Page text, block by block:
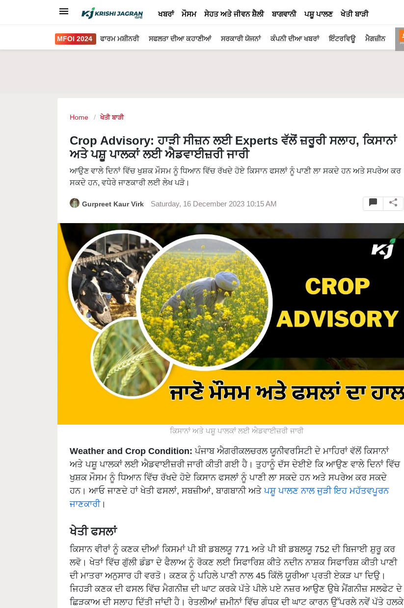
ਖਬਰਾਂ ਮੌਸਮ ਸੇਹਤ ਅਤੇ ਜੀਵਨ ਸ਼ੈਲੀ ਬਾਗਵਾਨੀ ਪਸ਼ੂ ਪਾਲਣ ਖੇਤੀ ਬਾੜੀ
MFOI 2024 ਫਾਰਮ ਮਸ਼ੀਨਰੀ ਸਫਲਤਾ ਦੀਆ ਕਹਾਣੀਆਂ ਸਰਕਾਰੀ ਯੋਜਨਾਂ ਕੰਪਨੀ ਦੀਆ ਖਬਰਾਂ ਇੰਟਰਵਿਊ ਮੈਗਜ਼ੀਨ
Home ਖੇਤੀ ਬਾੜੀ
Crop Advisory: ਹਾੜੀ ਸੀਜ਼ਨ ਲਈ Experts ਵੱਲੋਂ ਜ਼ਰੂਰੀ ਸਲਾਹ, ਕਿਸਾਨਾਂ
ਅਤੇ ਪਸ਼ੂ ਪਾਲਕਾਂ ਲਈ ਐਡਵਾਈਜ਼ਰੀ ਜਾਰੀ
ਆਉਣ ਵਾਲੇ ਦਿਨਾਂ ਵਿੱਚ ਖੁਸ਼ਕ ਮੌਸਮ ਨੂੰ ਧਿਆਨ ਵਿੱਚ ਰੱਖਦੇ ਹੋਏ ਕਿਸਾਨ ਫਸਲਾਂ ਨੂੰ ਪਾਣੀ ਲਾ ਸਕਦੇ ਹਨ ਅਤੇ ਸਪਰੇਅ ਕਰ
ਸਕਦੇ ਹਨ, ਵਧੇਰੇ ਜਾਣਕਾਰੀ ਲਈ ਲੇਖ ਪੜੋ।
Gurpreet Kaur Virk Saturday, 16 December 2023 10:15 AM
ਕਿਸਾਨਾਂ ਅਤੇ ਪਸ਼ੂ ਪਾਲਕਾਂ ਲਈ ਐਡਵਾਈਜ਼ਰੀ ਜਾਰੀ
Weather and Crop Condition: ਪੰਜਾਬ ਐਗਰੀਕਲਚਰਲ ਯੂਨੀਵਰਸਿਟੀ ਦੇ ਮਾਹਿਰਾਂ ਵੱਲੋਂ ਕਿਸਾਨਾਂ
ਅਤੇ ਪਸ਼ੂ ਪਾਲਕਾਂ ਲਈ ਐਡਵਾਈਜ਼ਰੀ ਜਾਰੀ ਕੀਤੀ ਗਈ ਹੈ। ਤੁਹਾਨੂੰ ਦੱਸ ਦੇਈਏ ਕਿ ਆਉਣ ਵਾਲੇ ਦਿਨਾਂ ਵਿੱਚ
ਖੁਸ਼ਕ ਮੌਸਮ ਨੂੰ ਧਿਆਨ ਵਿੱਚ ਰੱਖਦੇ ਹੋਏ ਕਿਸਾਨ ਫਸਲਾਂ ਨੂੰ ਪਾਣੀ ਲਾ ਸਕਦੇ ਹਨ ਅਤੇ ਸਪਰੇਅ ਕਰ ਸਕਦੇ
ਹਨ। ਆਓ ਜਾਣਦੇ ਹਾਂ ਖੇਤੀ ਫਸਲਾਂ, ਸਬਜ਼ੀਆਂ, ਬਾਗਬਾਨੀ ਅਤੇਪਸ਼ੂ ਪਾਲਣ ਨਾਲ ਜੁੜੀ ਇਹ ਮਹੱਤਵਪੂਰਨ
ਜਾਣਕਾਰੀ।
ਖੇਤੀ ਫਸਲਾਂ
ਕਿਸਾਨ ਵੀਰਾਂ ਨੂੰ ਕਣਕ ਦੀਆਂ ਕਿਸਮਾਂ ਪੀ ਬੀ ਡਬਲਯੂ 771 ਅਤੇ ਪੀ ਬੀ ਡਬਲਯੂ 752 ਦੀ ਬਿਜਾਈ ਸ਼ੁਰੂ ਕਰ
ਲਵੋ। ਖੇਤਾਂ ਵਿੱਚ ਗੁੱਲੀ ਡੰਡਾ ਦੇ ਫੈਲਾਅ ਨੂੰ ਰੋਕਣ ਲਈ ਸਿਫਾਰਿਸ਼ ਕੀਤੇ ਨਦੀਨ ਨਾਸ਼ਕ ਸਿਫਾਰਿਸ਼ ਕੀਤੀ ਪਾਣੀ
ਦੀ ਮਾਤਰਾ ਅਨੁਸਾਰ ਹੀ ਵਰਤੋ। ਕਣਕ ਨੂੰ ਪਹਿਲੇ ਪਾਣੀ ਨਾਲ 45 ਕਿੱਲੋ ਯੂਰੀਆ ਪ੍ਰਤੀ ਏਕੜ ਪਾ ਦਿਉ।
ਜਿਹੜੀ ਕਣਕ ਦੀ ਫਸਲ ਵਿੱਚ ਮੈਗਨੀਜ਼ ਦੀ ਘਾਟ ਕਰਕੇ ਪੱਤੇ ਪੀਲੇ ਪਏ ਨਜ਼ਰ ਆਉਣ ਉਥੇ ਮੈਂਗਨੀਜ਼ ਸਲਫੇਟ ਦੇ
ਛਿੜਕਾਅ ਦੀ ਸਲਾਹ ਦਿੱਤੀ ਜਾਂਦੀ ਹੈ। ਰੇਤਲੀਆਂ ਜ਼ਮੀਨਾਂ ਵਿੱਚ ਗੰਧਕ ਦੀ ਘਾਟ ਕਾਰਨ ਉੱਪਰਲੇ ਨਵੇਂ ਪੱਤੇ ਹਲਕੇ